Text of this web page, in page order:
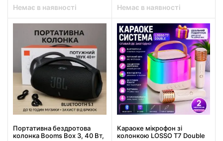
Немає в наявності Немає в наявності
Портативна бездротова
колонка Booms Box 3, 40 Вт,
Караоке мікрофон зі
колонкою LOSSO T7 Double